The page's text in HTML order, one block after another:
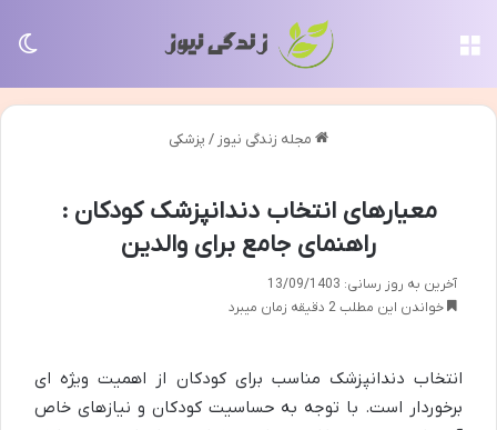
مجله زندگی نیوز / پزشکی
معیارهای انتخاب دندانپزشک کودکان :
راهنمای جامع برای والدین
آخرین به روز رسانی: 13/09/1403
خواندن این مطلب 2 دقیقه زمان میبرد
انتخاب دندانپزشک مناسب برای کودکان از اهمیت ویژه ای
برخوردار است. با توجه به حساسیت کودکان و نیازهای خاص